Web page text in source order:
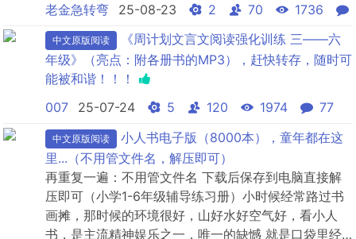
老金急转弯
25-08-23 2 70 1736
中文原版阅读
《周计划文言文阅读强化训练 三——六
年级》（亮点：附各册书的MP3），赶快转存，随时可
能被和谐！！！
007
25-07-24 5 120 1974 77
中文原版阅读
小人书电子版（8000本），童年都在这
里...（不用管文件名，解压即可）
再重复一遍：不用管文件名 下载后保存到电脑直接解
压即可（小学1-6年级辅导练习册）小时候经常路过书
画摊，那时候的环境很好，山好水好空气好，看小人
书，是主流精神娱乐之一，唯一的缺憾 就是口袋里经